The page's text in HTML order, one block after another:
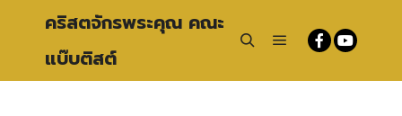
คริสตจักรพระคุณ คณะ
แบ๊บติสต์